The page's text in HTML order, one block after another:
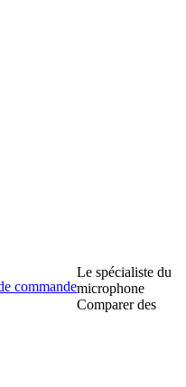
commande
Le spécialiste du
microphone
Comparer des